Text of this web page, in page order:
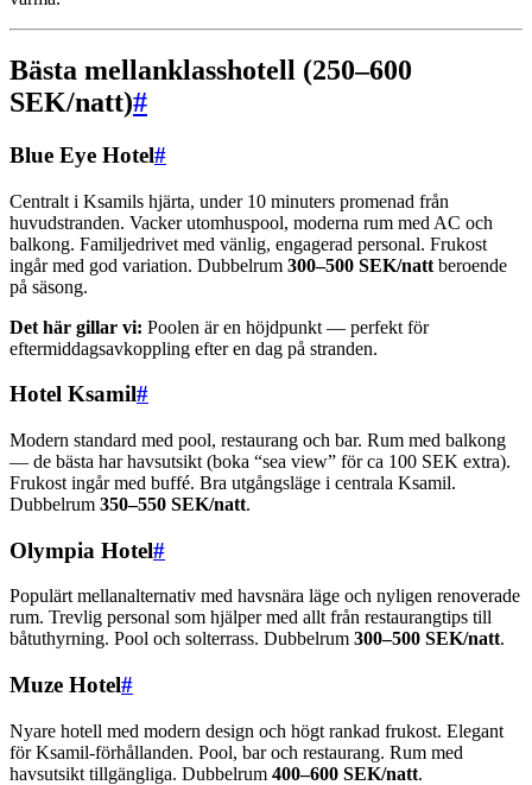
Bästa mellanklasshotell (250–600
SEK/natt)#
Blue Eye Hotel#
Centralt i Ksamils hjärta, under 10 minuters promenad från
huvudstranden. Vacker utomhuspool, moderna rum med AC och
balkong. Familjedrivet med vänlig, engagerad personal. Frukost
ingår med god variation. Dubbelrum 300–500 SEK/natt beroende
på säsong.
Det här gillar vi: Poolen är en höjdpunkt — perfekt för
eftermiddagsavkoppling efter en dag på stranden.
Hotel Ksamil#
Modern standard med pool, restaurang och bar. Rum med balkong
— de bästa har havsutsikt (boka “sea view” för ca 100 SEK extra).
Frukost ingår med buffé. Bra utgångsläge i centrala Ksamil.
Dubbelrum 350–550 SEK/natt.
Olympia Hotel#
Populärt mellanalternativ med havsnära läge och nyligen renoverade
rum. Trevlig personal som hjälper med allt från restaurangtips till
båtuthyrning. Pool och solterrass. Dubbelrum 300–500 SEK/natt.
Muze Hotel#
Nyare hotell med modern design och högt rankad frukost. Elegant
för Ksamil-förhållanden. Pool, bar och restaurang. Rum med
havsutsikt tillgängliga. Dubbelrum 400–600 SEK/natt.